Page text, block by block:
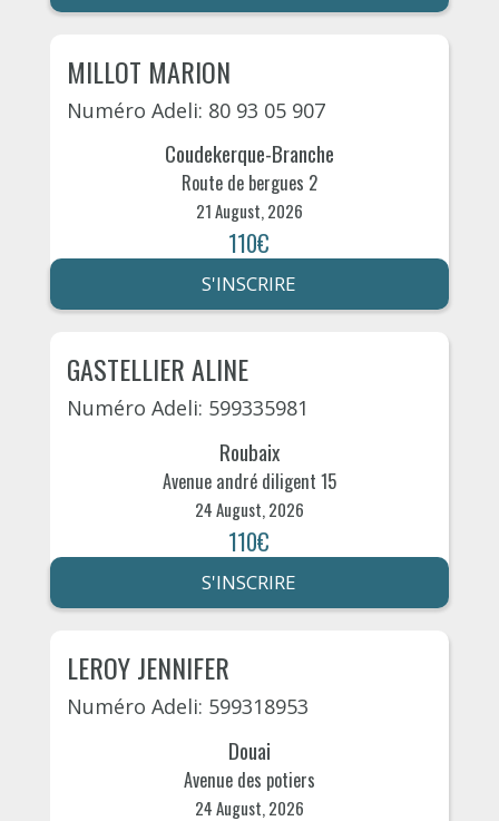
MILLOT MARION
Numéro Adeli: 80 93 05 907
Coudekerque-Branche
Route de bergues 2
21 August, 2026
110€
S'INSCRIRE
GASTELLIER ALINE
Numéro Adeli: 599335981
Roubaix
Avenue andré diligent 15
24 August, 2026
110€
S'INSCRIRE
LEROY JENNIFER
Numéro Adeli: 599318953
Douai
Avenue des potiers
24 August, 2026